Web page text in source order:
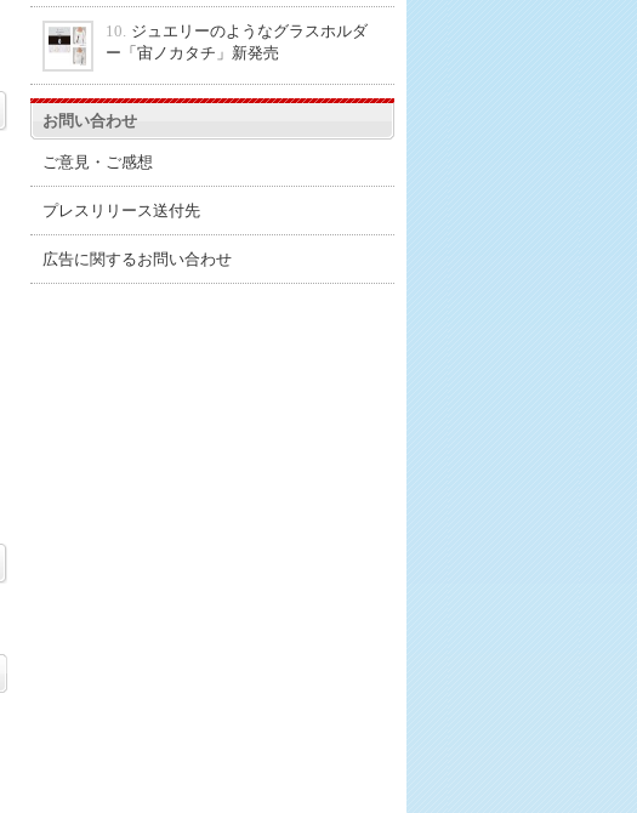
10. ジュエリーのようなグラスホルダ
ー「宙ノカタチ」新発売
お問い合わせ
ご意見・ご感想
プレスリリース送付先
広告に関するお問い合わせ